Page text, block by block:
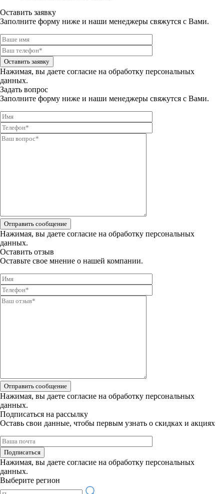
Оставить заявку
Заполните форму ниже и наши менеджеры свяжутся с Вами.
Оставить заявку
Нажимая, вы даете согласие на обработку персональных
данных.
Задать вопрос
Заполните форму ниже и наши менеджеры свяжутся с Вами.
Отправить сообщение
Нажимая, вы даете согласие на обработку персональных
данных.
Оставить отзыв
Оставьте свое мнение о нашей компании.
Отправить сообщение
Нажимая, вы даете согласие на обработку персональных
данных.
Подписаться на рассылку
Оставь свои данные, чтобы первым узнать о скидках и акциях
Подписаться
Нажимая, вы даете согласие на обработку персональных
данных.
Выберите регион